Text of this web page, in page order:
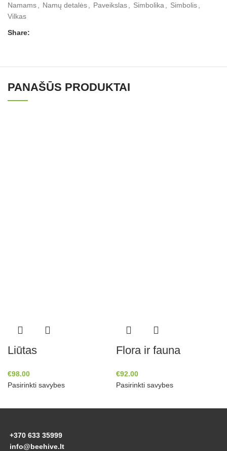
Namams
Namų detalės Paveikslas Simbolika Simbolis
Vilkas
Share:
PANAŠŪS PRODUKTAI
Liūtas
€98.00
Pasirinkti savybes
Flora ir fauna
€92.00
Pasirinkti savybes
+370 633 35999
info@beehive.lt